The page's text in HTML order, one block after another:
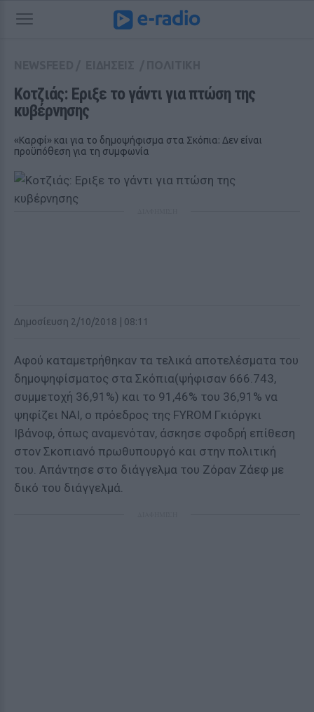
Κοτζιάς: Eριξε το γάντι για πτώση της
κυβέρνησης
«Καρφί» και για το δημοψήφισμα στα Σκόπια: Δεν είναι
προϋπόθεση για τη συμφωνία
Δημοσίευση 2/10/2018 | 08:11
Αφού καταμετρήθηκαν τα τελικά αποτελέσματα του
δημοψηφίσματος στα Σκόπια(ψήφισαν 666.743,
συμμετοχή 36,91%) και το 91,46% του 36,91% να
ψηφίζει ΝΑΙ, ο πρόεδρος της FYROM Γκιόργκι
Ιβάνοφ, όπως αναμενόταν, άσκησε σφοδρή επίθεση
στον Σκοπιανό πρωθυπουργό και στην πολιτική
του. Απάντησε στο διάγγελμα του Ζόραν Ζάεφ με
δικό του διάγγελμά.